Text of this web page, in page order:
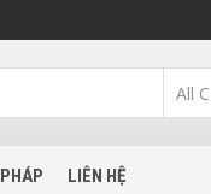
LIÊN HỆ